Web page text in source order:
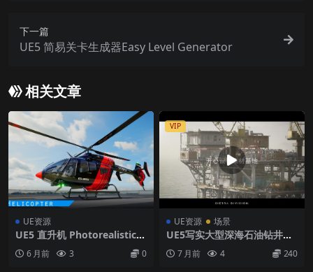
下一篇
UE5 简易关卡生成器Easy Level Generator
相关文章
UE资源
UE5 直升机 Photorealistic H
6 月前 3 0
VIP
UE资源 场景
UE5写实大型深海石油钻井平
7 月前 4 240